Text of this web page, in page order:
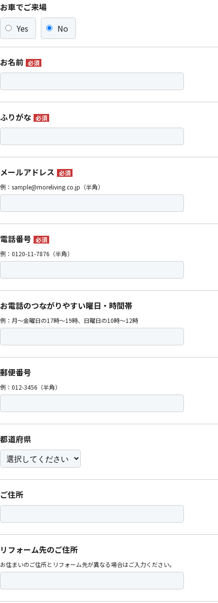
お車でご来場
Yes
No
お名前 必須
ふりがな 必須
メールアドレス 必須
例：sample@moreliving.co.jp（半角）
電話番号 必須
例：0120-11-7876（半角）
お電話のつながりやすい曜日・時間帯
例：月〜金曜日の17時〜19時、日曜日の10時〜12時
郵便番号
例：012-3456（半角）
都道府県
ご住所
リフォーム先のご住所
お住まいのご住所とリフォーム先が異なる場合はご入力ください。